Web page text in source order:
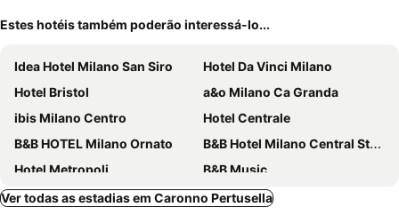
Estes hotéis também poderão interessá-lo...
Idea Hotel Milano San Siro
Hotel Da Vinci Milano
Hotel Bristol
a&o Milano Ca Granda
ibis Milano Centro
Hotel Centrale
B&B HOTEL Milano Ornato
B&B Hotel Milano Central Station
Hotel Metropoli
B&B Music
iH Hotels Milano Gioia
Eurohotel
Ver todas as estadias em Caronno Pertusella